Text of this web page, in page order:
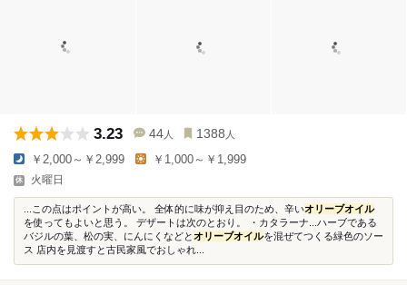
3.23 44 人 1388 人
￥2,000～￥2,999 ￥1,000～￥1,999
火曜日
...この点はポイントが高い。 全体的に味が抑え目のため、辛いオリーブオイル
を使ってもよいと思う。 デザートは次のとおり。 ・カタラーナ...ハーブである
バジルの葉、松の実、にんにくなどと オリーブオイルを混ぜてつくる緑色のソー
ス 店内を見渡すと古民家風でおしゃれ...